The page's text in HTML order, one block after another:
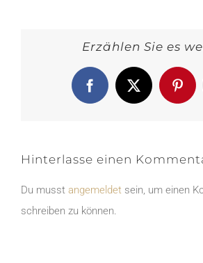
Erzählen Sie es
Facebook
X
Hinterlasse einen
Du musst angemeldet sein, um einen
schreiben zu können.